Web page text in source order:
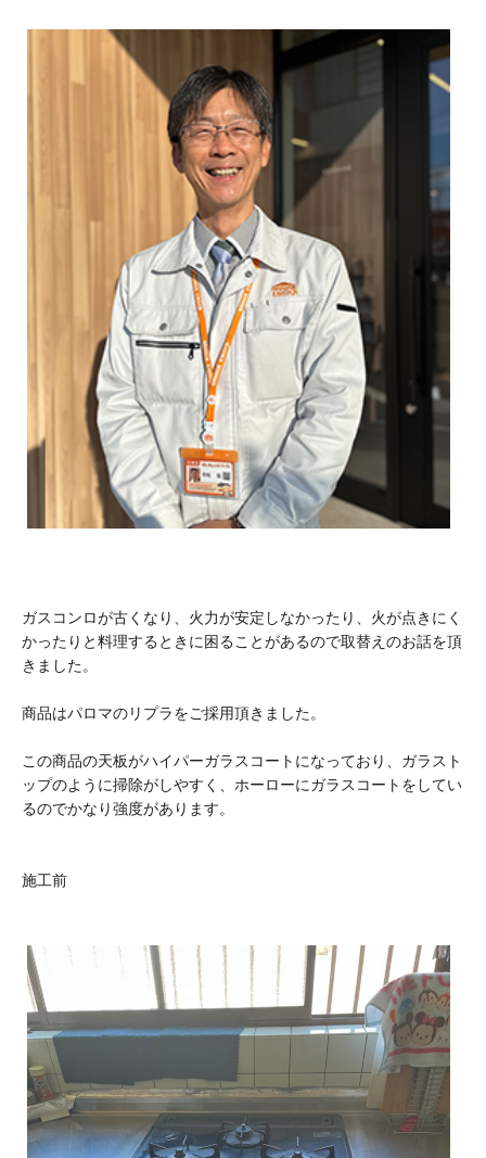
ガスコンロが古くなり、火力が安定しなかったり、火が点きにく
かったりと料理するときに困ることがあるので取替えのお話を頂
きました。
商品はパロマのリプラをご採用頂きました。
この商品の天板がハイパーガラスコートになっており、ガラスト
ップのように掃除がしやすく、ホーローにガラスコートをしてい
るのでかなり強度があります。
施工前